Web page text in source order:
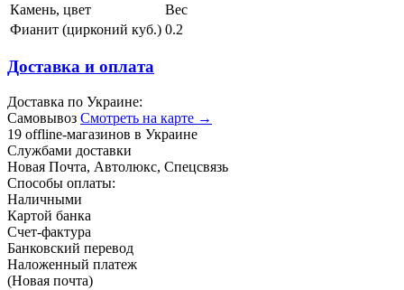
Камень, цвет
Вес
Фианит (цирконий куб.) 0.2
Доставка и оплата
Доставка по Украине:
Самовывоз Смотреть на карте →
19 offline-магазинов в Украине
Службами доставки
Новая Почта, Автолюкс, Спецсвязь
Способы оплаты:
Наличными
Картой банка
Счет-фактура
Банковский перевод
Наложенный платеж
(Новая почта)